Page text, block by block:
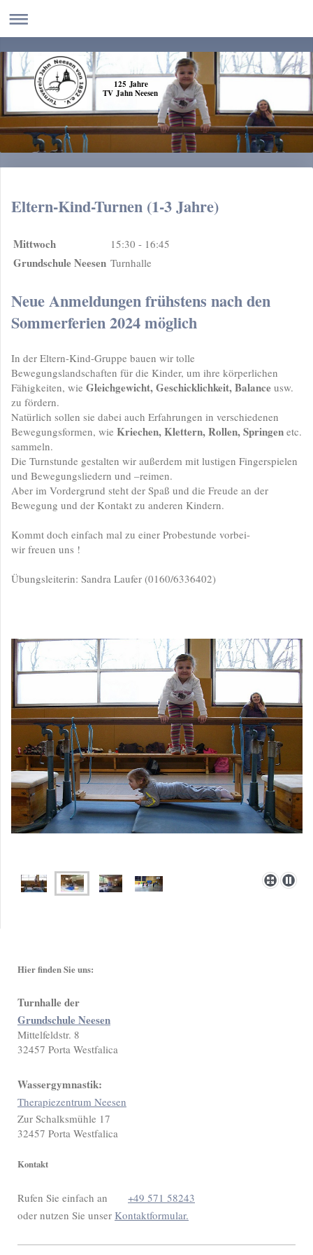
125 Jahre
TV Jahn Neesen
Eltern-Kind-Turnen (1-3 Jahre)
Mittwoch 15:30 - 16:45
Grundschule Neesen Turnhalle
Neue Anmeldungen frühstens nach den
Sommerferien 2024 möglich
In der Eltern-Kind-Gruppe bauen wir tolle
Bewegungslandschaften für die Kinder, um ihre körperlichen
Fähigkeiten, wie Gleichgewicht, Geschicklichkeit, Balance usw.
zu fördern.
Natürlich sollen sie dabei auch Erfahrungen in verschiedenen
Bewegungsformen, wie Kriechen, Klettern, Rollen, Springen etc.
sammeln.
Die Turnstunde gestalten wir außerdem mit lustigen Fingerspielen
und Bewegungsliedern und –reimen.
Aber im Vordergrund steht der Spaß und die Freude an der
Bewegung und der Kontakt zu anderen Kindern.
Kommt doch einfach mal zu einer Probestunde vorbei-
wir freuen uns !
Übungsleiterin: Sandra Laufer (0160/6336402)
Hier finden Sie uns:
Turnhalle der
Grundschule Neesen
Mittelfeldstr. 8
32457 Porta Westfalica
Wassergymnastik:
Therapiezentrum Neesen
Zur Schalksmühle 17
32457 Porta Westfalica
Kontakt
Rufen Sie einfach an +49 571 58243
oder nutzen Sie unser Kontaktformular.